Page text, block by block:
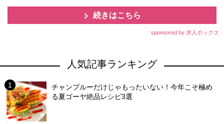
続きはこちら
sponsored by 求人ボックス
人気記事ランキング
チャンプルーだけじゃもったいない！今年こそ極め
る夏ゴーヤ絶品レシピ3選